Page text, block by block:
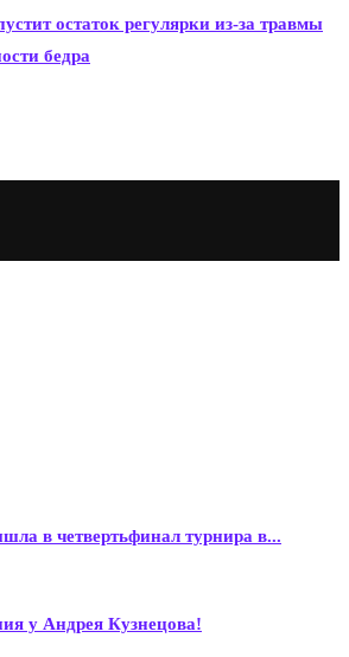
остаток регулярки из-за травмы
бедра
в четвертьфинал турнира в...
у Андрея Кузнецова!